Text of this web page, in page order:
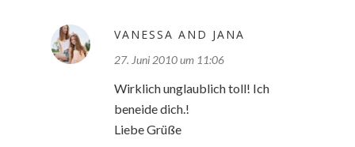
VANESSA AND JANA
27. Juni 2010 um 11:06
Wirklich unglaublich toll! Ich
beneide dich.!
Liebe Grüße